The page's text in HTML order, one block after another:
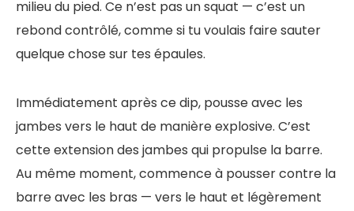
milieu du pied. Ce n’est pas un squat — c’est un
rebond contrôlé, comme si tu voulais faire sauter
quelque chose sur tes épaules.
Immédiatement après ce dip, pousse avec les
jambes vers le haut de manière explosive. C’est
cette extension des jambes qui propulse la barre.
Au même moment, commence à pousser contre la
barre avec les bras — vers le haut et légèrement